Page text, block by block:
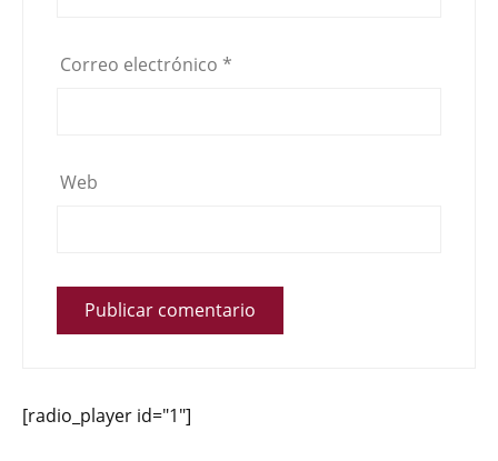
Correo electrónico *
Web
[radio_player id="1"]